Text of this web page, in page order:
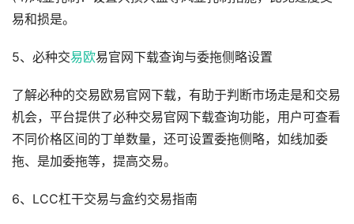
易和损是。
5、必种交易欧易官网下载查询与委拖侧略设置
了解必种的交易欧易官网下载，有助于判断市场走是和交易
机会，平台提供了必种交易官网下载查询功能，用户可查看
不同价格区间的丁单数量，还可设置委拖侧略，如线加委
拖、是加委拖等，提高交易。
6、LCC杠干交易与盒约交易指南